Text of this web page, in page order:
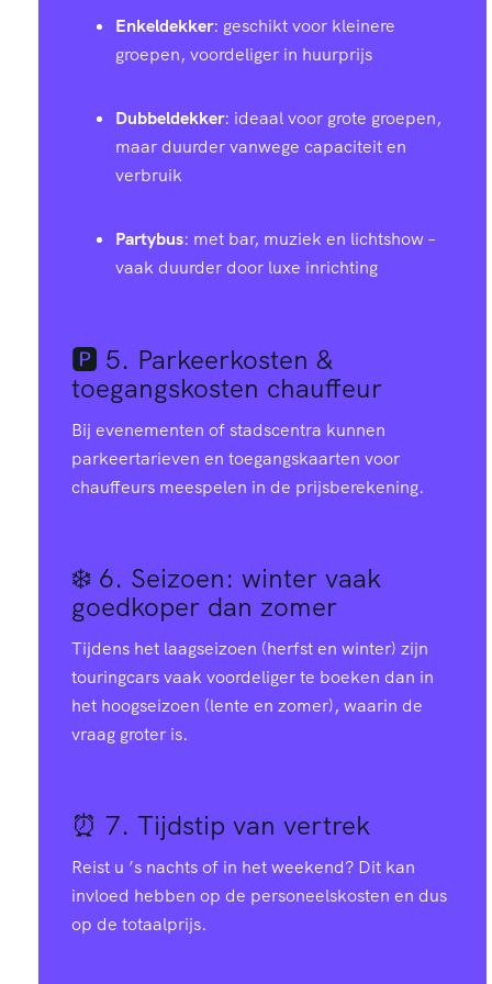
Enkeldekker: geschikt voor kleinere
groepen, voordeliger in huurprijs
Dubbeldekker: ideaal voor grote groepen,
maar duurder vanwege capaciteit en
verbruik
Partybus: met bar, muziek en lichtshow –
vaak duurder door luxe inrichting
🅿️ 5. Parkeerkosten &
toegangskosten chauffeur
Bij evenementen of stadscentra kunnen
parkeertarieven en toegangskaarten voor
chauffeurs meespelen in de prijsberekening.
❄️ 6. Seizoen: winter vaak
goedkoper dan zomer
Tijdens het laagseizoen (herfst en winter) zijn
touringcars vaak voordeliger te boeken dan in
het hoogseizoen (lente en zomer), waarin de
vraag groter is.
⏰ 7. Tijdstip van vertrek
Reist u ’s nachts of in het weekend? Dit kan
invloed hebben op de personeelskosten en dus
op de totaalprijs.